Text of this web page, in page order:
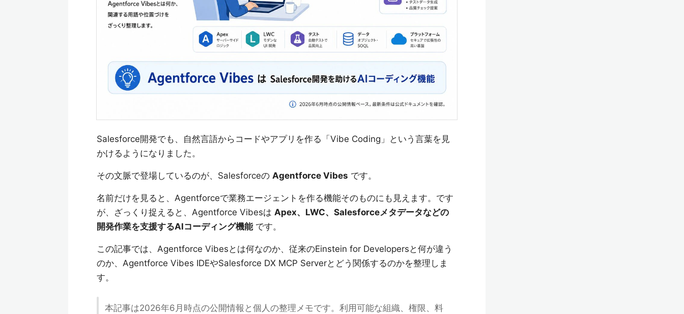
Salesforce開発でも、自然言語からコードやアプリを作る「Vibe Coding」という言葉を見
かけるようになりました。
その文脈で登場しているのが、Salesforceの Agentforce Vibes です。
名前だけを見ると、Agentforceで業務エージェントを作る機能そのものにも見えます。です
が、ざっくり捉えると、Agentforce Vibesは Apex、LWC、Salesforceメタデータなどの
開発作業を支援するAIコーディング機能です。
この記事では、Agentforce Vibesとは何なのか、従来のEinstein for Developersと何が違う
のか、Agentforce Vibes IDEやSalesforce DX MCP Serverとどう関係するのかを整理しま
す。
本記事は2026年6月時点の公開情報と個人の整理メモです。利用可能な組織、権限、料